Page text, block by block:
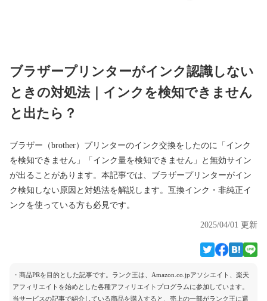
ブラザープリンターがインク認識しない
ときの対処法｜インクを検知できません
と出たら？
ブラザー（brother）プリンターのインク交換をしたのに「インク
を検知できません」「インク量を検知できません」と無効サイン
が出ることがあります。本記事では、ブラザープリンターがイン
ク検知しない原因と対処法を解説します。互換インク・非純正イ
ンクを使っている方も必見です。
2025/04/01 更新
・商品PRを目的とした記事です。ランク王は、Amazon.co.jpアソシエイト、楽天
アフィリエイトを始めとした各種アフィリエイトプログラムに参加しています。
当サービスの記事で紹介している商品を購入すると、売上の一部がランク王に還